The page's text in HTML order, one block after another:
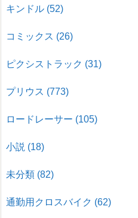
キンドル (52)
コミックス (26)
ピクシストラック (31)
プリウス (773)
ロードレーサー (105)
小説 (18)
未分類 (82)
通勤用クロスバイク (62)